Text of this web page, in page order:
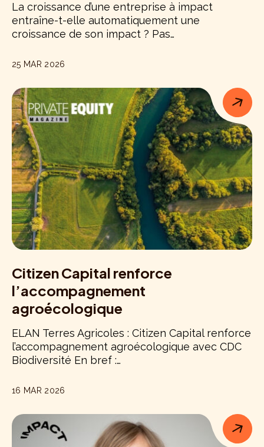
La croissance d’une entreprise à impact
entraîne-t-elle automatiquement une
croissance de son impact ? Pas…
25 MAR 2026
Citizen Capital renforce
l’accompagnement
agroécologique
ELAN Terres Agricoles : Citizen Capital renforce
l’accompagnement agroécologique avec CDC
Biodiversité En bref :…
16 MAR 2026